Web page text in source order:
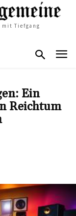
Tiefgang
Ein
Reichtum